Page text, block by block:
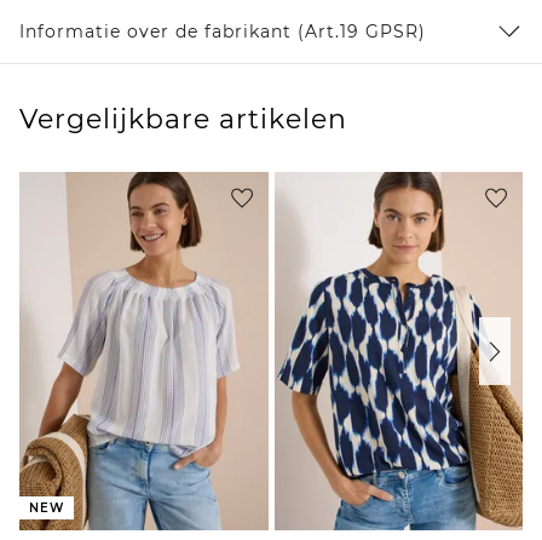
Informatie over de fabrikant (Art.19 GPSR)
Vergelijkbare artikelen
NEW